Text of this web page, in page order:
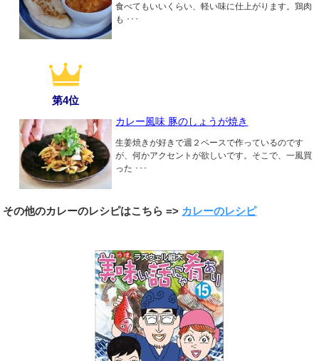
食べてもいいくらい、軽い味に仕上がります。鶏肉
も ･･･
第4位
カレー風味 豚のしょうが焼き
生姜焼きが好きで週２ペースで作っているのです
が、何かアクセントが欲しいです。そこで、一風買
った ･･･
その他のカレーのレシピはこちら => カレーのレシピ